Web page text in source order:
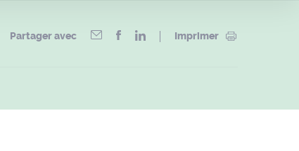
Partager avec Imprimer